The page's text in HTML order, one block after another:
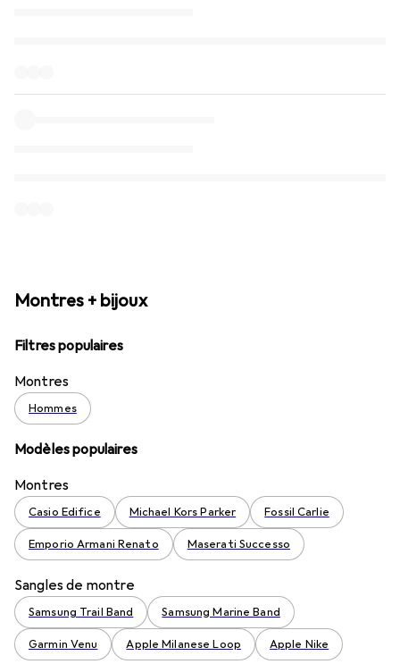
Montres + bijoux
Filtres populaires
Montres
Hommes
Modèles populaires
Montres
Casio Edifice Michael Kors Parker Fossil Carlie
Emporio Armani Renato Maserati Successo
Sangles de montre
Samsung Trail Band Samsung Marine Band
Garmin Venu Apple Milanese Loop Apple Nike